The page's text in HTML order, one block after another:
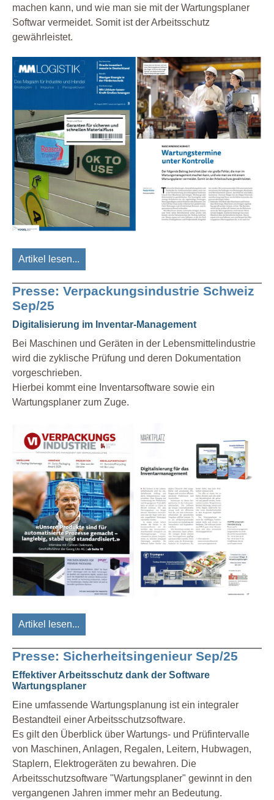
machen kann, und wie man sie mit der Wartungsplaner
Softwar vermeidet. Somit ist der Arbeitsschutz
gewährleistet.
Artikel lesen...
Presse: Verpackungsindustrie Schweiz
Sep/25
Digitalisierung im Inventar-Management
Bei Maschinen und Geräten in der Lebensmittelindustrie
wird die zyklische Prüfung und deren Dokumentation
vorgeschrieben.
Hierbei kommt eine Inventarsoftware sowie ein
Wartungsplaner zum Zuge.
Artikel lesen...
Presse: Sicherheitsingenieur Sep/25
Effektiver Arbeitsschutz dank der Software
Wartungsplaner
Eine umfassende Wartungsplanung ist ein integraler
Bestandteil einer Arbeitsschutzsoftware.
Es gilt den Überblick über Wartungs- und Prüfintervalle
von Maschinen, Anlagen, Regalen, Leitern, Hubwagen,
Staplern, Elektrogeräten zu bewahren. Die
Arbeitsschutzsoftware "Wartungsplaner" gewinnt in den
vergangenen Jahren immer mehr an Bedeutung.